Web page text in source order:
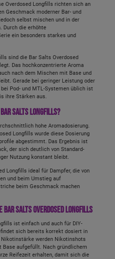
Overdosed Longfills richten sich an
Geschmack moderner Bar- und
selbst mischen und in der
Durch die erhöhte
ein besonders starkes und
sind die Bar Salts Overdosed
Das hochkonzentrierte Aroma
nach dem Mischen mit Base und
Gerade bei geringer Leistung oder
Pod- und MTL-Systemen üblich ist
ihre Stärken aus.
Bar Salts Longfills?
hohe Aromadosierung.
Longfills wurde diese Dosierung
abgestimmt. Das Ergebnis ist
der sich deutlich von Standard-
Nutzung konstant bleibt.
Longfills ideal für Dampfer, die von
und beim Umstieg auf
beim Geschmack machen
Bar Salts Overdosed Longfills
ist einfach und auch für DIY-
sich bereits korrekt dosiert in
werden Nikotinshots
Base aufgefüllt. Nach gründlichem
Reifezeit erhalten, damit sich die